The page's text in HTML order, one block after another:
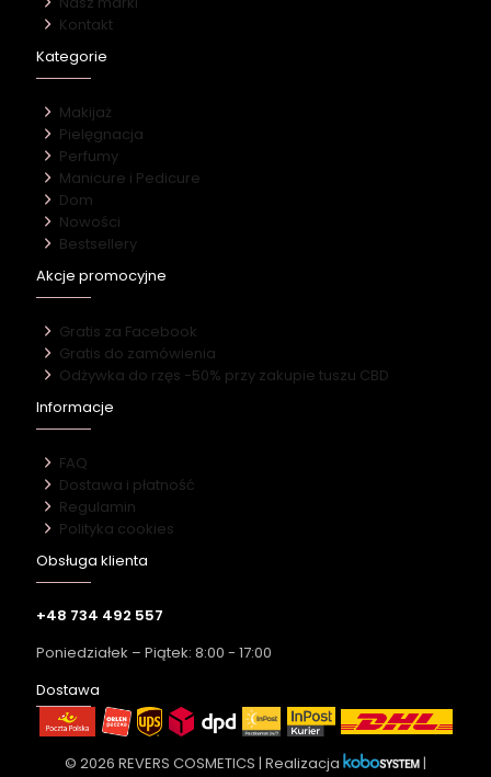
Kontakt
Kategorie
Makijaż
Pielęgnacja
Perfumy
Manicure i Pedicure
Dom
Nowości
Bestsellery
Akcje promocyjne
Gratis za Facebook
Gratis do zamówienia
Odżywka do rzęs -50% przy zakupie tuszu CBD
Informacje
FAQ
Dostawa i płatność
Regulamin
Polityka cookies
Obsługa klienta
+48 734 492 557
Poniedziałek – Piątek: 8:00 - 17:00
Dostawa
© 2026 REVERS COSMETICS | Realizacja
|